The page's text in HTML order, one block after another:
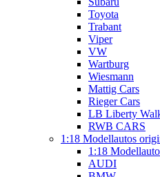
Toyota
Trabant
Viper
VW
Wartburg
Wiesmann
Mattig Cars
Rieger Cars
LB Liberty
RWB CARS
1:18 Modellautos
1:18
AUDI